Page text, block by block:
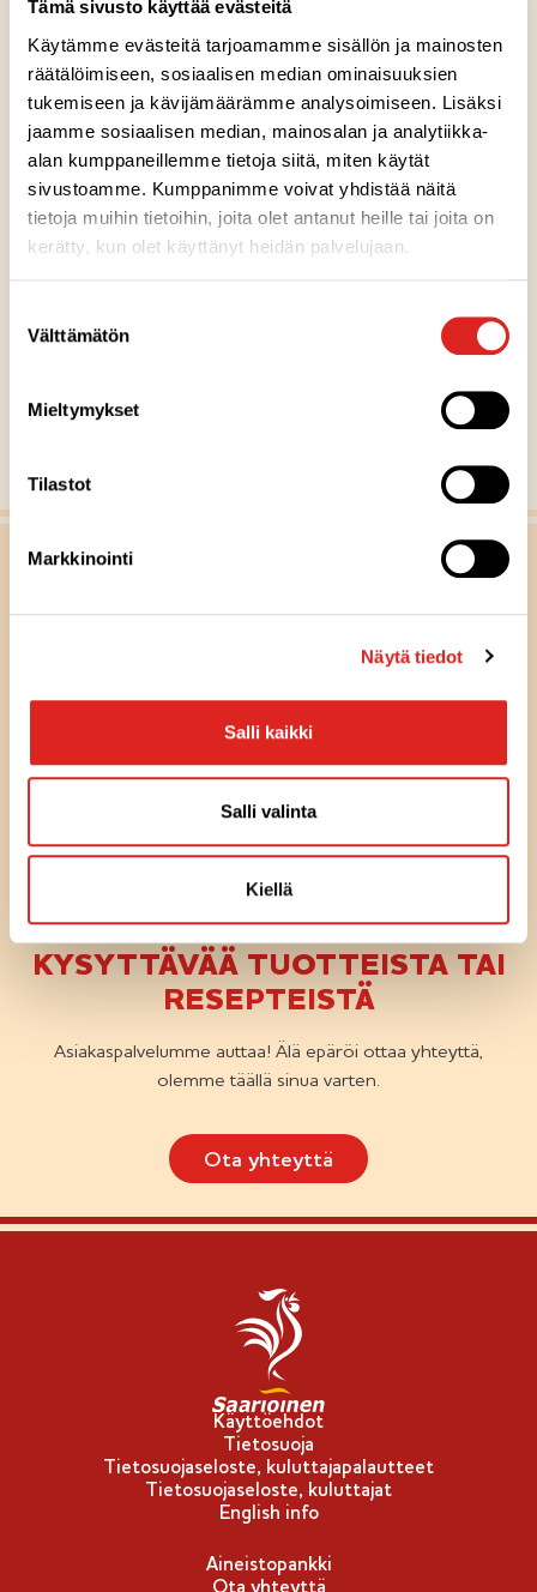
Tämä sivusto käyttää evästeitä
Käytämme evästeitä tarjoamamme sisällön ja mainosten
räätälöimiseen, sosiaalisen median ominaisuuksien
tukemiseen ja kävijämäärämme analysoimiseen. Lisäksi
jaamme sosiaalisen median, mainosalan ja analytiikka-
alan kumppaneillemme tietoja siitä, miten käytät
sivustoamme. Kumppanimme voivat yhdistää näitä
tietoja muihin tietoihin, joita olet antanut heille tai joita on
kerätty, kun olet käyttänyt heidän palvelujaan.
valinta
Välttämätön
Mieltymykset
Tilastot
Markkinointi
Näytä tiedot
Salli kaikki
Salli valinta
Kiellä
Appelsiinimarmeladi 230 g
G Laktoositon LO
Sopii lakto-ovo ruokavalioon VSopii vegaaniseen ruokavalioon
Vadelmamarmeladi 230 g
G
Gluteeniton L
Laktoositon LO
Sopii lakto-ovo ruokavalioon V
Sopii vegaaniseen ruokavalioon
MUUT RESEPTIVINKIT
Olemme
täällä
KYSYTTÄVÄÄ TUOTTEISTA TAI
RESEPTEISTÄ
Asiakaspalvelumme auttaa! Älä epäröi ottaa yhteyttä,
olemme täällä sinua varten.
Ota yhteyttä
Käyttöehdot
Tietosuoja
Tietosuojaseloste, kuluttajapalautteet
Tietosuojaseloste, kuluttajat
English info
Aineistopankki